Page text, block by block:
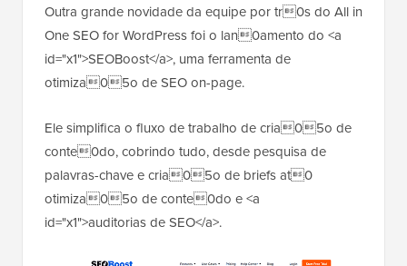
Outra grande novidade da equipe por tr0s do All in
One SEO for WordPress foi o lan0amento do <a
id="x1">SEOBoost</a>, uma ferramenta de
otimiza05o de SEO on-page.
Ele simplifica o fluxo de trabalho de cria05o de
conte0do, cobrindo tudo, desde pesquisa de
palavras-chave e cria05o de briefs at0
otimiza05o de conte0do e <a
id="x1">auditorias de SEO</a>.